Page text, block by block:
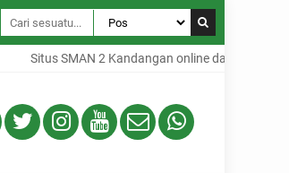
Situs SMAN 2 Kandangan online dari Desa